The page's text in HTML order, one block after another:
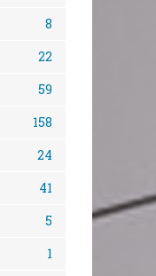
8
22
59
158
24
41
5
1